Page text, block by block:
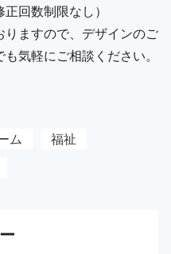
回数制限なし）
ますので、デザインのご
気軽にご相談ください。
ム
福祉